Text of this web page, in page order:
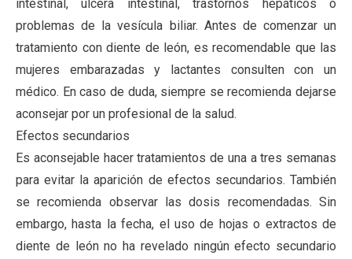
intestinal, úlcera intestinal, trastornos hepáticos o
problemas de la vesícula biliar. Antes de comenzar un
tratamiento con diente de león, es recomendable que las
mujeres embarazadas y lactantes consulten con un
médico. En caso de duda, siempre se recomienda dejarse
aconsejar por un profesional de la salud.
Efectos secundarios
Es aconsejable hacer tratamientos de una a tres semanas
para evitar la aparición de efectos secundarios. También
se recomienda observar las dosis recomendadas. Sin
embargo, hasta la fecha, el uso de hojas o extractos de
diente de león no ha revelado ningún efecto secundario